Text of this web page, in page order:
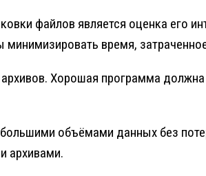
файлов является оценка его
время,
Хорошая программа
объёмами данных без
архивами.